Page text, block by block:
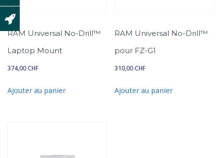
RAM Universal No-Drill™
Laptop Mount
374,00 CHF
Ajouter au panier
RAM Universal No-Drill™
pour FZ-G1
310,00CHF
Ajouter au panier